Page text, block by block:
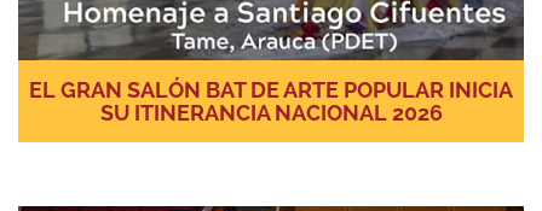
EL GRAN SALÓN BAT DE ARTE POPULAR INICIA
SU ITINERANCIA NACIONAL 2026